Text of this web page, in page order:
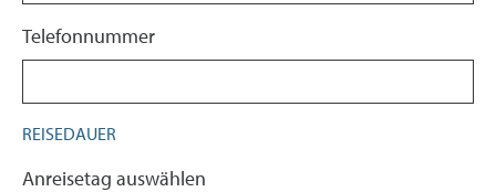
Telefonnummer
REISEDAUER
Anreisetag auswählen